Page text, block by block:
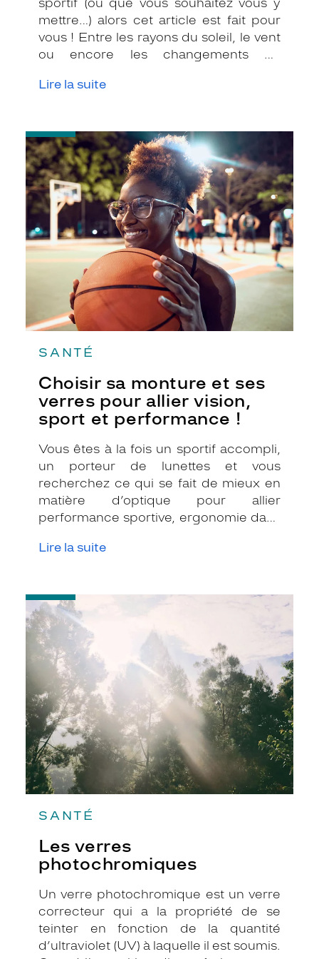
mettre…) alors cet article est fait pour
vous ! Entre les rayons du soleil, le vent
ou encore les changements de
évident de se sentir à l’aise lorsque l’on
votre paire de lunettes en fonction de
votre activité sportive.
Lire la suite
SANTÉ
Choisir sa monture et ses
verres pour allier vision,
sport et performance !
Vous êtes à la fois un sportif accompli,
un porteur de lunettes et vous
recherchez ce qui se fait de mieux en
matière d’optique pour allier
performance sportive, ergonomie dans
Parmi les choix qui s’offrent à vous,
correcteurs adaptés. Les opticiens
Krys répondent présents pour vous
apporter toute leur connaissance et
leur savoir-faire afin de vous aider à
mieux vous dépasser !
Lire la suite
-
Choisir
sa
monture
et
ses
verres
pour
allier
vision,
sport
performance
SANTÉ
Les verres
photochromiques
Un verre photochromique est un verre
correcteur qui a la propriété de se
teinter en fonction de la quantité
d’ultraviolet (UV) à laquelle il est soumis.
-
Les
verres
photochromiques